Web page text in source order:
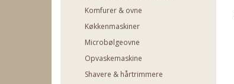
Komfurer & ovne
Køkkenmaskiner
Microbølgeovne
Opvaskemaskine
Shavere & hårtrimmere